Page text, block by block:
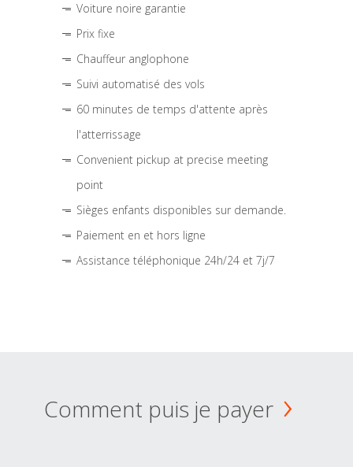
Voiture noire garantie
Prix fixe
Chauffeur anglophone
Suivi automatisé des vols
60 minutes de temps d'attente après
l'atterrissage
Convenient pickup at precise meeting
point
Sièges enfants disponibles sur demande.
Paiement en et hors ligne
Assistance téléphonique 24h/24 et 7j/7
Comment puis je payer